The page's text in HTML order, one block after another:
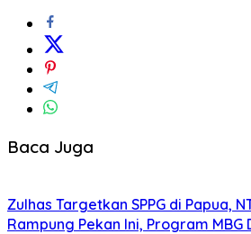
Baca Juga
Zulhas Targetkan SPPG di Papua,
Rampung Pekan Ini, Program